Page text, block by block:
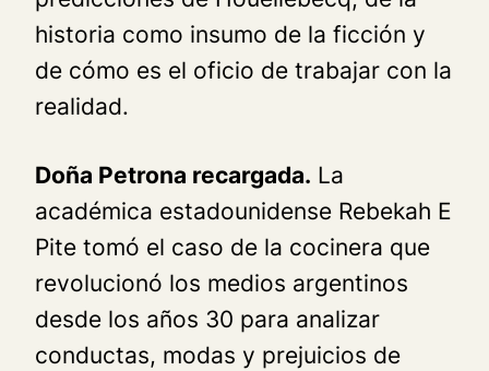
historia como insumo de la ficción y
de cómo es el oficio de trabajar con la
realidad.
Doña Petrona recargada. La
académica estadounidense Rebekah E
Pite tomó el caso de la cocinera que
revolucionó los medios argentinos
desde los años 30 para analizar
conductas, modas y prejuicios de